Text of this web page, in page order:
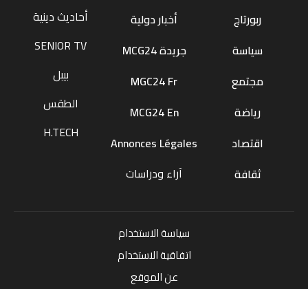
ربورتاج
سياسة
مجتمع
رياضة
اقتصاد
ثقافة
أخبار دولية
جريدة MCG24
MGC24 Fr
MCG24 En
Annonces Légales
آراء ودراسات
أحاديث دينية
SENIOR TV
بيبل
الطقس
H.TECH
سياسة الاستخدام
اتفاقية الاستخدام
عن الموقع